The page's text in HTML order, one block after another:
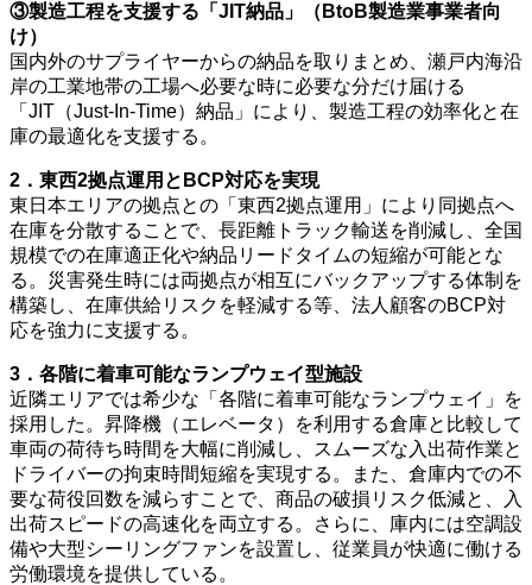
③製造工程を支援する「JIT納品」（BtoB製造業事業者向
け）
国内外のサプライヤーからの納品を取りまとめ、瀬戸内海沿
岸の工業地帯の工場へ必要な時に必要な分だけ届ける
「JIT（Just-In-Time）納品」により、製造工程の効率化と在
庫の最適化を支援する。
2．東西2拠点運用とBCP対応を実現
東日本エリアの拠点との「東西2拠点運用」により同拠点へ
在庫を分散することで、長距離トラック輸送を削減し、全国
規模での在庫適正化や納品リードタイムの短縮が可能とな
る。災害発生時には両拠点が相互にバックアップする体制を
構築し、在庫供給リスクを軽減する等、法人顧客のBCP対
応を強力に支援する。
3．各階に着車可能なランプウェイ型施設
近隣エリアでは希少な「各階に着車可能なランプウェイ」を
採用した。昇降機（エレベータ）を利用する倉庫と比較して
車両の荷待ち時間を大幅に削減し、スムーズな入出荷作業と
ドライバーの拘束時間短縮を実現する。また、倉庫内での不
要な荷役回数を減らすことで、商品の破損リスク低減と、入
出荷スピードの高速化を両立する。さらに、庫内には空調設
備や大型シーリングファンを設置し、従業員が快適に働ける
労働環境を提供している。